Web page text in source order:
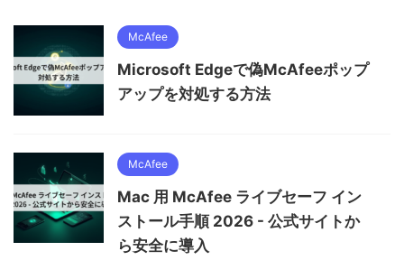
McAfee
Microsoft Edgeで偽McAfeeポップ
アップを対処する方法
McAfee
Mac 用 McAfee ライブセーフ イン
ストール手順 2026 - 公式サイトか
ら安全に導入